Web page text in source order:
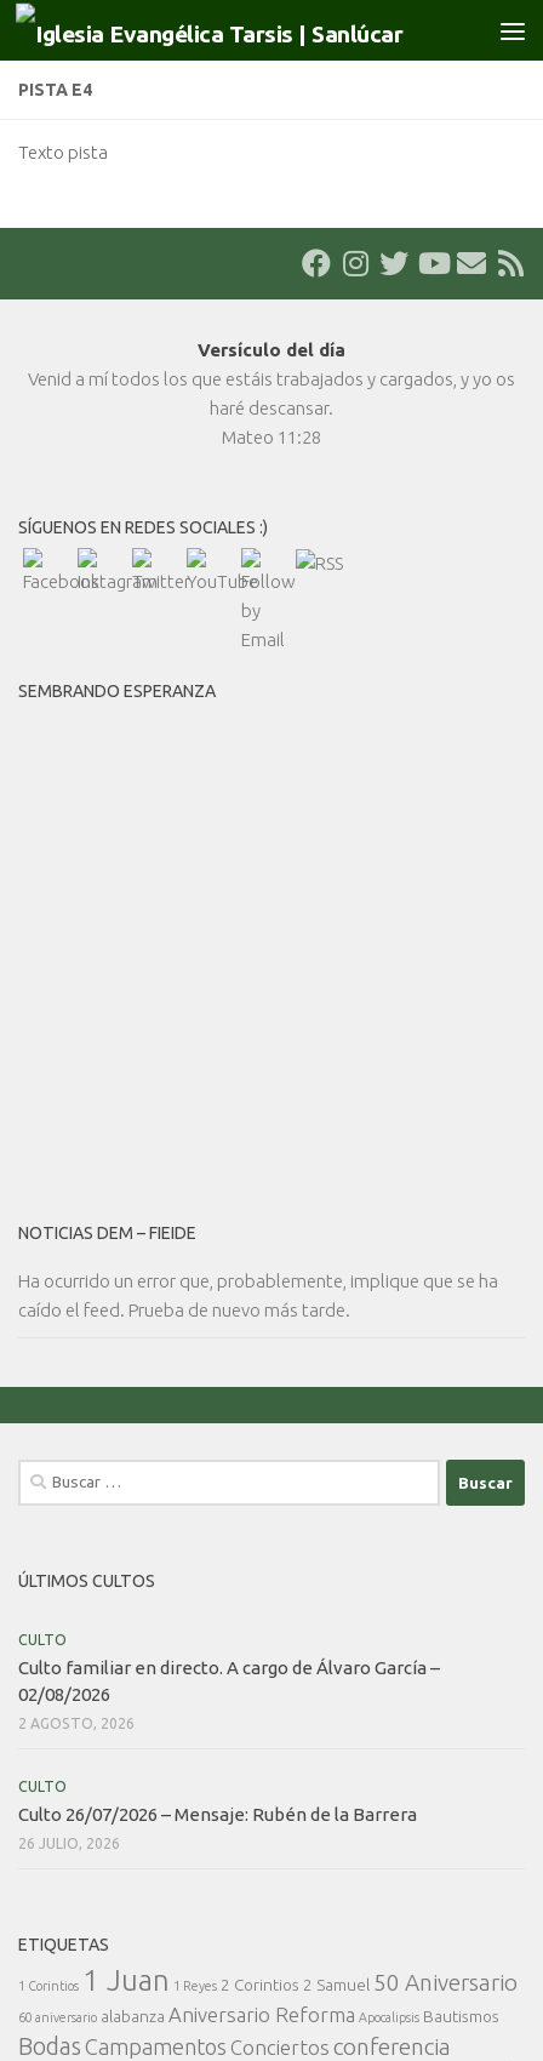
Saltar al contenido
PISTA E4
Texto pista
Versículo del día
Venid a mí todos los que estáis trabajados y cargados, y yo os
haré descansar.
Mateo 11:28
SÍGUENOS EN REDES SOCIALES :)
SEMBRANDO ESPERANZA
NOTICIAS DEM – FIEIDE
Ha ocurrido un error que, probablemente, implique que se ha
caído el feed. Prueba de nuevo más tarde.
Buscar:
ÚLTIMOS CULTOS
CULTO
Culto familiar en directo. A cargo de Álvaro García –
02/08/2026
2 AGOSTO, 2026
CULTO
Culto 26/07/2026 – Mensaje: Rubén de la Barrera
26 JULIO, 2026
ETIQUETAS
1 Corintios 1 Juan 1 Reyes 2 Corintios 2 Samuel 50 Aniversario
60 aniversario alabanza Aniversario Reforma Apocalipsis Bautismos
Bodas Campamentos Conciertos conferencia